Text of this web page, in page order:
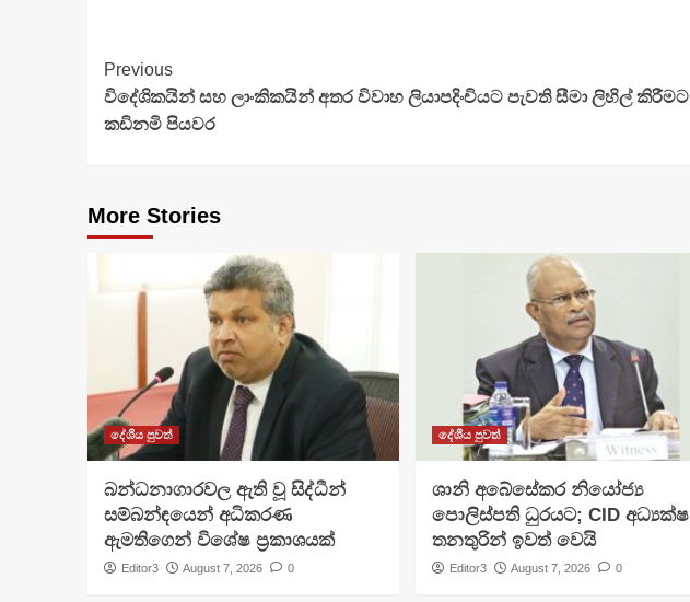
Continue
Reading
Previous
විදේශිකයින් සහ ලාංකිකයින් අතර විවාහ ලියාපදිංචියට පැවති සීමා ලිහිල් කිරීමට
කඩිනමි පියවර
More Stories
දේශීය පුවත්
බන්ධනාගාරවල ඇති වූ සිද්ධීන්
සම්බන්ඳයෙන් අධිකරණ
ඇමතිගෙන් විශේෂ ප්‍රකාශයක්
Editor3 August 7, 2026 0
දේශීය පුවත්
ශානි අබේසේකර නියෝජ්‍ය
පොලිස්පති ධුරයට; CID අධ්‍යක්ෂ
තනතුරින් ඉවත් වෙයි
Editor3 August 7, 2026 0